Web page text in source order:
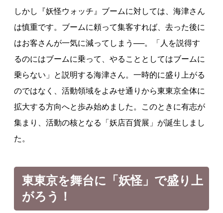
しかし『妖怪ウォッチ』ブームに対しては、海津さん
は慎重です。ブームに頼って集客すれば、去った後に
はお客さんが一気に減ってしまう──。「人を説得す
るのにはブームに乗って、やることとしてはブームに
乗らない」と説明する海津さん。一時的に盛り上がる
のではなく、活動領域をよみせ通りから東東京全体に
拡大する方向へと歩み始めました。このときに有志が
集まり、活動の核となる「妖店百貨展」が誕生しまし
た。
東東京を舞台に「妖怪」で盛り上
がろう！